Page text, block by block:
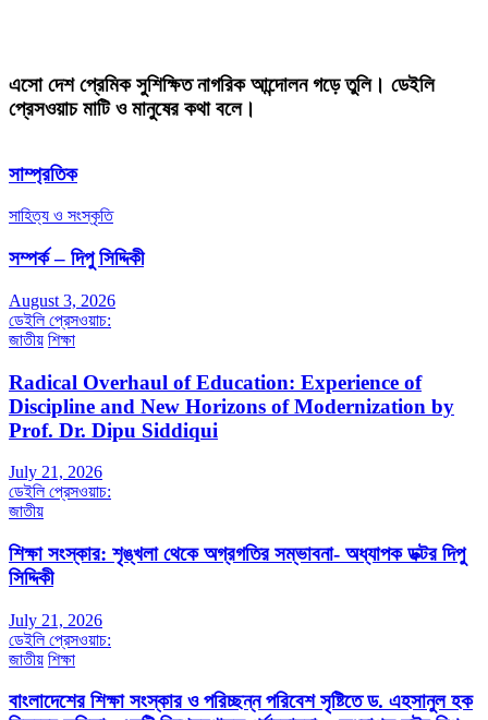
এসো দেশ প্রেমিক সুশিক্ষিত নাগরিক আন্দোলন গড়ে তুলি। ডেইলি
প্রেসওয়াচ মাটি ও মানুষের কথা বলে।
সাম্প্রতিক
সাহিত্য ও সংস্কৃতি
সম্পর্ক – দিপু সিদ্দিকী
August 3, 2026
ডেইলি প্রেসওয়াচ:
জাতীয় শিক্ষা
Radical Overhaul of Education: Experience of
Discipline and New Horizons of Modernization by
Prof. Dr. Dipu Siddiqui
July 21, 2026
ডেইলি প্রেসওয়াচ:
জাতীয়
শিক্ষা সংস্কার: শৃঙ্খলা থেকে অগ্রগতির সম্ভাবনা- অধ্যাপক ডক্টর দিপু
সিদ্দিকী
July 21, 2026
ডেইলি প্রেসওয়াচ:
জাতীয় শিক্ষা
বাংলাদেশের শিক্ষা সংস্কার ও পরিচ্ছন্ন পরিবেশ সৃষ্টিতে ড. এহসানুল হক